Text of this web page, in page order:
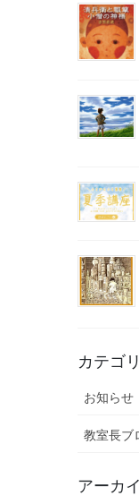
カテゴ
お知らせ
教室長ブ
アーカ